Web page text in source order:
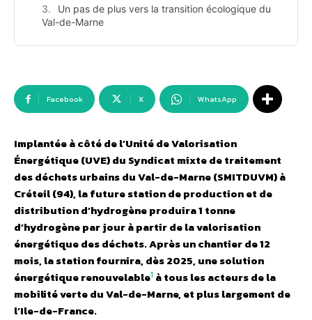
Un pas de plus vers la transition écologique du
Val-de-Marne
Facebook X WhatsApp
Implantée à côté de l’Unité de Valorisation
Énergétique (UVE) du Syndicat mixte de traitement
des déchets urbains du Val-de-Marne (SMITDUVM) à
Créteil (94), la future station de production et de
distribution d’hydrogène produira 1 tonne
d’hydrogène par jour à partir de la valorisation
énergétique des déchets. Après un chantier de 12
mois, la station fournira, dès 2025, une solution
énergétique renouvelable1 à tous les acteurs de la
mobilité verte du Val-de-Marne, et plus largement de
l’Ile-de-France.